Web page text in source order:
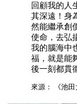
回顧我的人
其深遠！身
然能繼承創
使命，去弘
我的腦海中
福，就是能
後一刻都貫
來源： 《池